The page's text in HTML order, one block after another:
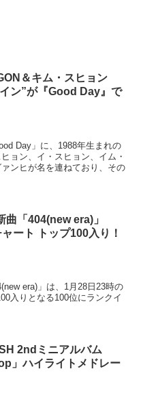
＆キム・スヒョン
ン”が『Good Day』で
Day」に、1988年生まれの
ョン、イ・スヒョン、イム・
ンヒが名を連ねており、その
曲「404(new era)」
ート トップ100入り！
era)」は、1月28日23時の
入りとなる100位にランクイ
2ndミニアルバム
」ハイライトメドレー